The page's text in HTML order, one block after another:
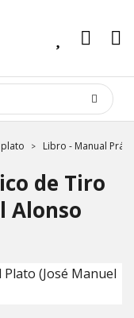
Libro - Manual
de Tiro
Alonso